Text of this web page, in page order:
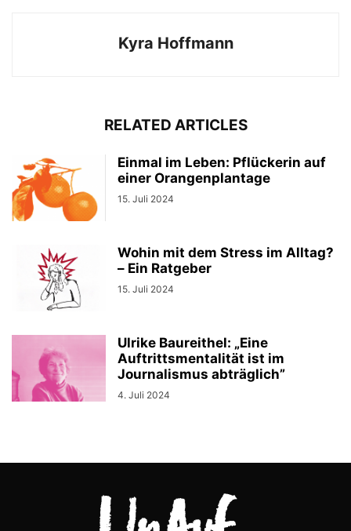
Kyra Hoffmann
RELATED ARTICLES
Einmal im Leben: Pflückerin auf
einer Orangenplantage
15. Juli 2024
Wohin mit dem Stress im Alltag?
– Ein Ratgeber
15. Juli 2024
Ulrike Baureithel: „Eine
Auftrittsmentalität ist im
Journalismus abträglich”
4. Juli 2024